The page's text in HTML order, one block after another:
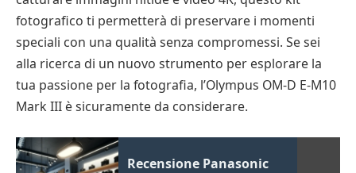
fotografico ti permetterà di preservare i momenti
speciali con una qualità senza compromessi. Se sei
alla ricerca di un nuovo strumento per esplorare la
tua passione per la fotografia, l’Olympus OM-D E-M10
Mark III è sicuramente da considerare.
Recensione Panasonic